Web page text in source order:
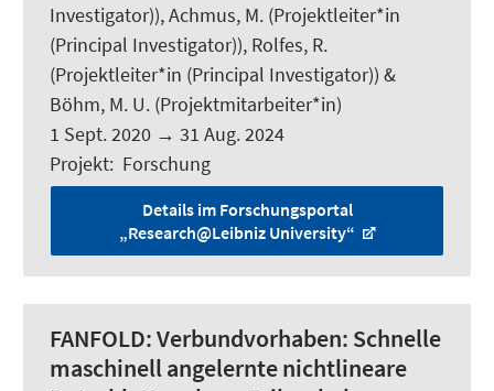
Investigator)), Achmus, M. (Projektleiter*in
(Principal Investigator)), Rolfes, R.
(Projektleiter*in (Principal Investigator)) &
Böhm, M. U. (Projektmitarbeiter*in)
1 Sept. 2020 → 31 Aug. 2024
Projekt: Forschung
Details im Forschungsportal
„Research@Leibniz University“
FANFOLD:Verbundvorhaben: Schnelle
maschinell angelernte nichtlineare